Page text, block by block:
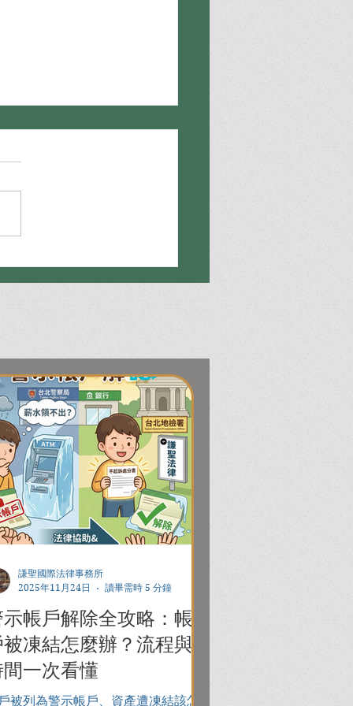
審判階段，4大關鍵時
帳戶解除全攻略：帳
凍結怎麼辦？流程與
一次看懂
被列為警示帳戶、資產遭凍結該怎
謙聖國際法律事務所
2025年11月24日
讀畢需時 5 分鐘